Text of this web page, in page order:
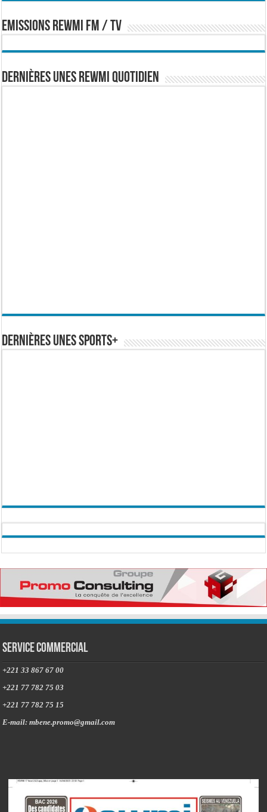
EMISSIONS REWMI FM / TV
Dernières Unes Rewmi Quotidien
Dernières Unes Sports+
Service commercial
+221 33 867 67 00
+221 77 782 75 03
+221 77 782 75 15
E-mail: mbene.promo@gmail.com